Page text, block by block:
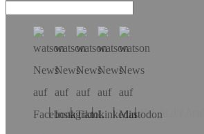
Hol dir die App!